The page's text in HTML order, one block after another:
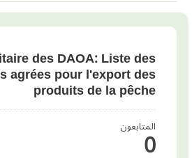
des DAOA: Liste des
agrées pour l'export des
produits de la pêche
المتابعون
0